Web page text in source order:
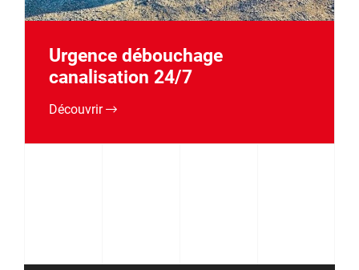
Urgence débouchage
canalisation 24/7
Découvrir